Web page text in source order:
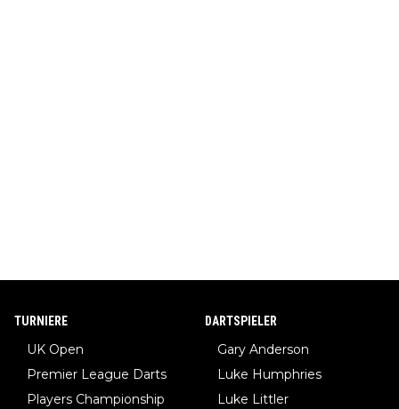
TURNIERE
UK Open
Premier League Darts
Players Championship
DARTSPIELER
Gary Anderson
Luke Humphries
Luke Littler